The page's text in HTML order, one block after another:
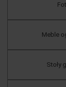
Meble
Stoły